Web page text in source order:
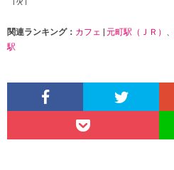
関連ランキング： カフェ | 元町駅（ＪＲ） 、
駅